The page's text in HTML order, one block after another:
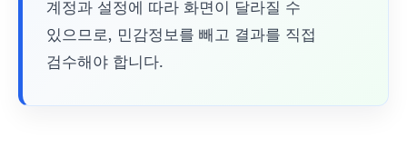
계정과 설정에 따라 화면이 달라질 수
있으므로, 민감정보를 빼고 결과를 직접
검수해야 합니다.